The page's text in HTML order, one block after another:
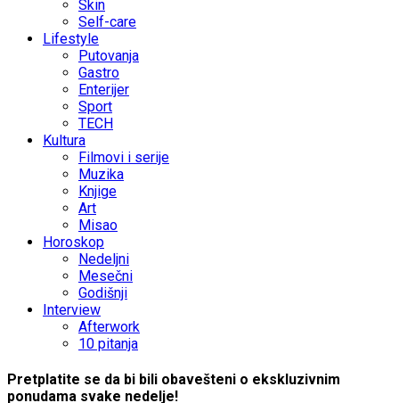
Skin
Self-care
Lifestyle
Putovanja
Gastro
Enterijer
Sport
TECH
Kultura
Filmovi i serije
Muzika
Knjige
Art
Misao
Horoskop
Nedeljni
Mesečni
Godišnji
Interview
Afterwork
10 pitanja
Pretplatite se da bi bili obavešteni o ekskluzivnim
ponudama svake nedelje!